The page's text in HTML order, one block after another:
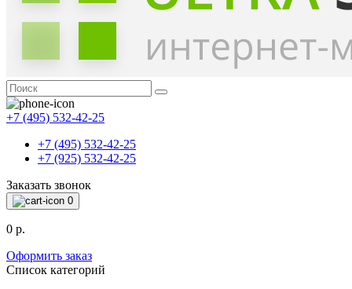
+7 (495) 532-42-25
+7 (495) 532-42-25
+7 (925) 532-42-25
Заказать звонок
0
0 р.
Оформить заказ
Список категорий